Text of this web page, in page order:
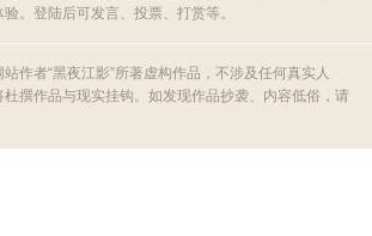
。登陆后可发言、投票、打赏等。
站作者“黑夜江影”所著虚构作品，不涉及任何真实人
撰作品与现实挂钩。如发现作品抄袭、内容低俗，请